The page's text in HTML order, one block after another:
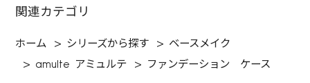
関連カテゴリ
ホーム > シリーズから探す > ベースメイク
> amulte アミュルテ > ファンデーション ケース